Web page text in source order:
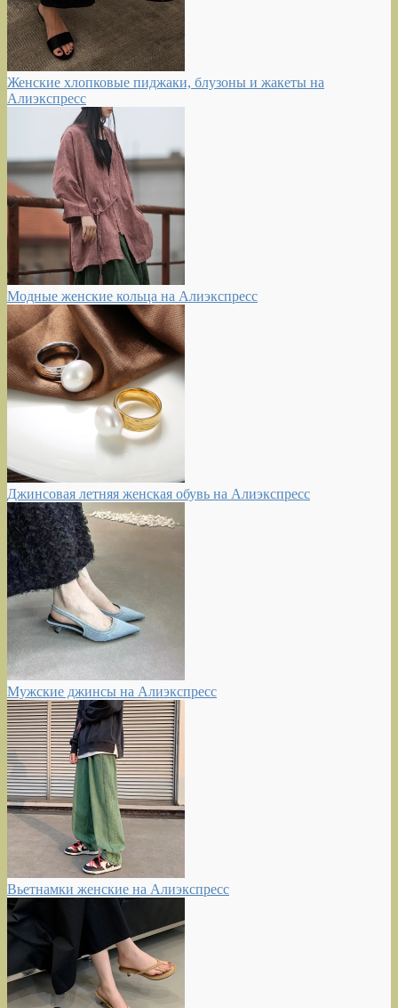
Женские хлопковые пиджаки, блузоны и жакеты на
Алиэкспресс
Модные женские кольца на Алиэкспресс
Джинсовая летняя женская обувь на Алиэкспресс
Мужские джинсы на Алиэкспресс
Вьетнамки женские на Алиэкспресс